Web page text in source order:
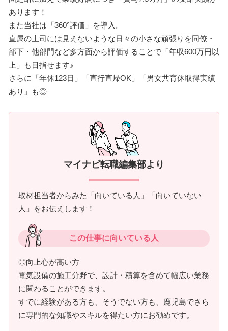
あります！
また当社は「360°評価」を導入。
直属の上司には見えないような日々の小さな頑張りを同僚・
部下・他部門など多方面から評価することで「年収600万円以
上」も目指せます♪
さらに「年休123日」「直行直帰OK」「男女共育休取得実績
あり」も◎
マイナビ転職編集部より
取材担当者からみた「向いている人」「向いていない
人」をお伝えします！
この仕事に向いている人
◎向上心が高い方
電気設備の施工分野で、設計・積算を含めて幅広い業務
に関わることができます。
すでに経験がある方も、そうでない方も、鹿児島でさら
に専門的な知識やスキルを得たい方にお勧めです。